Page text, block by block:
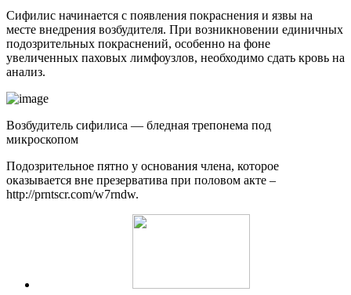
Сифилис начинается с появления покраснения и язвы на
месте внедрения возбудителя. При возникновении единичных
подозрительных покраснений, особенно на фоне
увеличенных паховых лимфоузлов, необходимо сдать кровь на
анализ.
Возбудитель сифилиса — бледная трепонема под
микроскопом
Подозрительное пятно у основания члена, которое
оказывается вне презерватива при половом акте –
http://prntscr.com/w7rndw.